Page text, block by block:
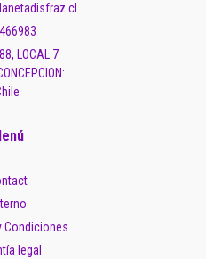
LOCAL 7
Condiciones
legal